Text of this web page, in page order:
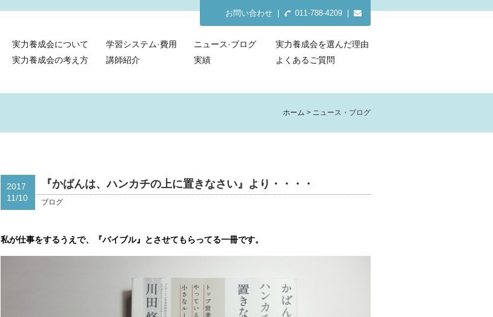
お問い合わせ 011-788-4209 |
実力養成会について 学習システム·費用 ニュース·ブログ
実力養成会を選んだ理由
実力養成会の考え方
講師紹介 実績 よくあるご質問
ホーム ニュース・ブログ
2017
11/10
『かばんは、ハンカチの上に置きなさい』より・・・・
ブログ
私が仕事をするうえで、『バイブル』とさせてもらってる一冊です。